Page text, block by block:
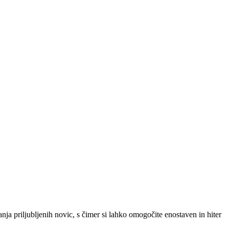
priljubljenih novic, s čimer si lahko omogočite enostaven in hiter